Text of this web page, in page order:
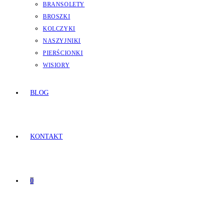
BRANSOLETY
BROSZKI
KOLCZYKI
NASZYJNIKI
PIERŚCIONKI
WISIORY
BLOG
KONTAKT
0